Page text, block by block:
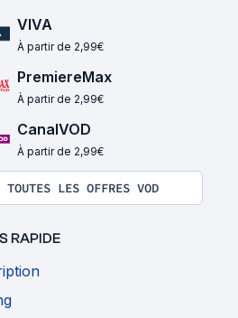
VIVA
À partir de 2,99€
PremiereMax
À partir de 2,99€
CanalVOD
À partir de 2,99€
TOUTES LES OFFRES VOD
RAPIDE